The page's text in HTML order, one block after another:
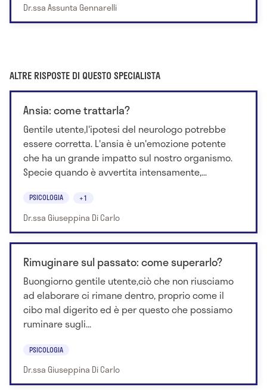
Dr.ssa Assunta Gennarelli
ALTRE RISPOSTE DI QUESTO SPECIALISTA
Ansia: come trattarla?
Gentile utente,l'ipotesi del neurologo potrebbe
essere corretta. L'ansia è un'emozione potente
che ha un grande impatto sul nostro organismo.
Specie quando è avvertita intensamente,...
PSICOLOGIA +1
Dr.ssa Giuseppina Di Carlo
Rimuginare sul passato: come superarlo?
Buongiorno gentile utente,ciò che non riusciamo
ad elaborare ci rimane dentro, proprio come il
cibo mal digerito ed è per questo che possiamo
ruminare sugli...
PSICOLOGIA
Dr.ssa Giuseppina Di Carlo